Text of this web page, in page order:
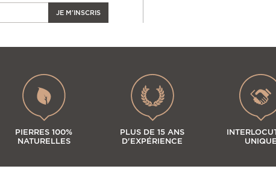
JE M'INSCRIS
PIERRES 100%
NATURELLES
PLUS DE 15 ANS
D'EXPÉRIENCE
UNIQUE